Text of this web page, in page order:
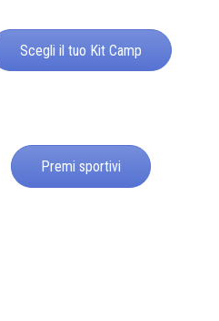
Scegli il tuo Kit Camp
Premi sportivi